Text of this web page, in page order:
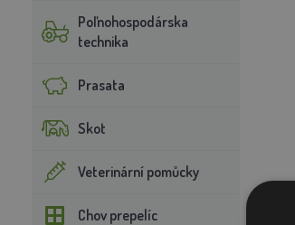
Poľnohospodárska
technika
Prasata
Skot
Veterinární pomůcky
Chov prepelíc